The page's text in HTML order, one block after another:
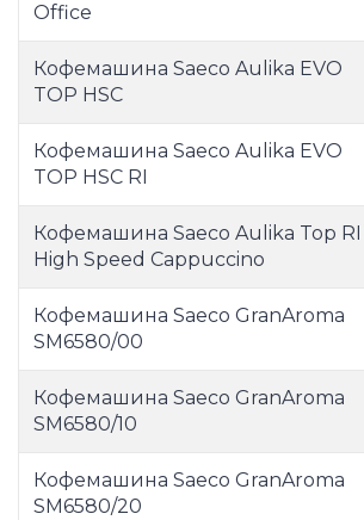
Office
Кофемашина Saeco Aulika EVO
TOP HSC
Кофемашина Saeco Aulika EVO
TOP HSC RI
Кофемашина Saeco Aulika Top RI
High Speed Cappuccino
Кофемашина Saeco GranAroma
SM6580/00
Кофемашина Saeco GranAroma
SM6580/10
Кофемашина Saeco GranAroma
SM6580/20